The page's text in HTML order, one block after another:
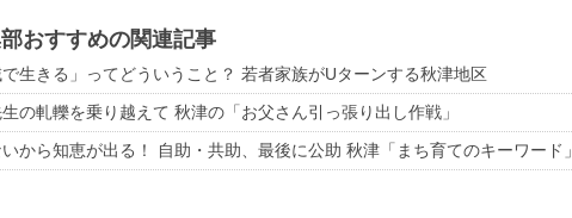
おすすめの関連記事
で生きる」ってどういうこと？ 若者家族がUターンする秋津地区
の軋轢を乗り越えて 秋津の「お父さん引っ張り出し作戦」
から知恵が出る！ 自助・共助、最後に公助 秋津「まち育てのキーワード」